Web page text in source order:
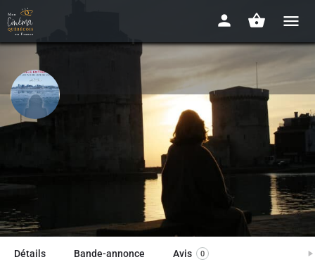
La folle entreprise, sur les pas de
Disponibilité : EN LIGNE
Détails Bande-annonce Avis 0